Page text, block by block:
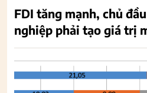
FDI tăng mạnh, chủ
nghiệp phải tạo giá trị